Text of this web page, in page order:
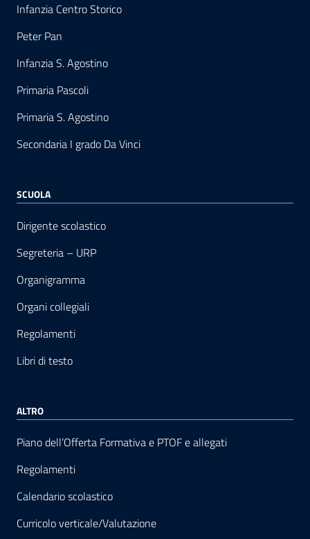
Infanzia Centro Storico
Peter Pan
Infanzia S. Agostino
Primaria Pascoli
Primaria S. Agostino
Secondaria I grado Da Vinci
SCUOLA
Dirigente scolastico
Segreteria – URP
Organigramma
Organi collegiali
Regolamenti
Libri di testo
ALTRO
Piano dell’Offerta Formativa e PTOF e allegati
Regolamenti
Calendario scolastico
Curricolo verticale/Valutazione